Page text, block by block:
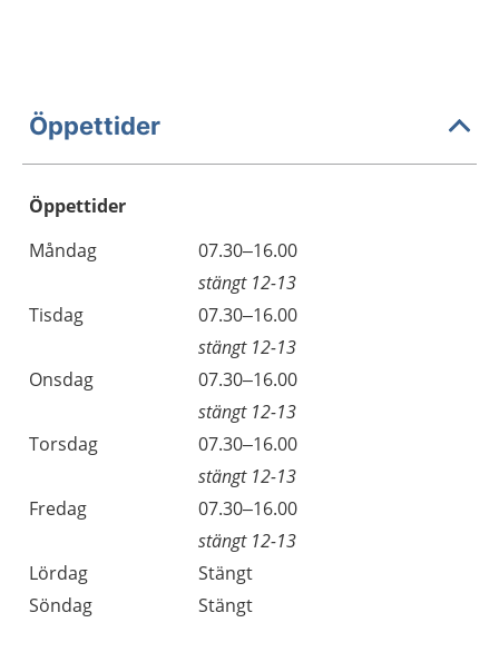
Öppettider
Öppettider
Dag
Öppettider
Kommentarer
Måndag
07.30–16.00
stängt 12-13
Tisdag
07.30–16.00
stängt 12-13
Onsdag
07.30–16.00
stängt 12-13
Torsdag
07.30–16.00
stängt 12-13
Fredag
07.30–16.00
stängt 12-13
Lördag
Stängt
Söndag
Stängt